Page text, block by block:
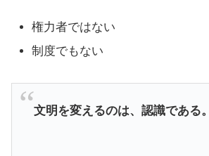
権力者ではない
制度でもない
文明を変えるのは、認識である。